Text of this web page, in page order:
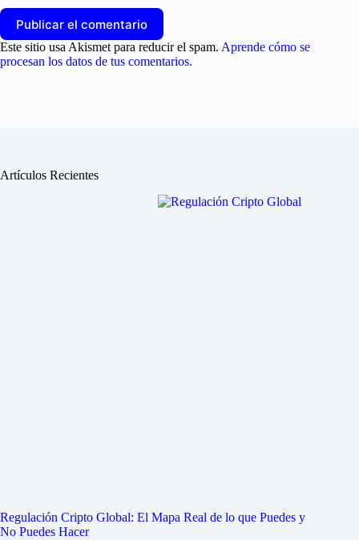
Publicar el comentario
Este sitio usa Akismet para reducir el spam. Aprende cómo se
procesan los datos de tus comentarios.
Artículos Recientes
Regulación Cripto Global: El Mapa Real de lo que Puedes y
No Puedes Hacer